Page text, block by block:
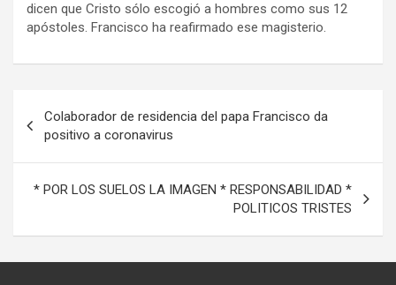
dicen que Cristo sólo escogió a hombres como sus 12
apóstoles. Francisco ha reafirmado ese magisterio.
de
entradas
Colaborador de residencia del papa Francisco da
positivo a coronavirus
* POR LOS SUELOS LA IMAGEN * RESPONSABILIDAD *
POLITICOS TRISTES